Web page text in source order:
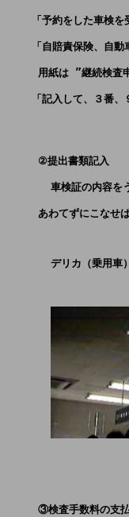
「予約をした車検を
「自賠責保険、自動
用紙は ”継続検査
「記入して、３番、
     ②提出書類記入
車検証の内容を
あわてずにこなせば
デリカ（乗用車
③検査手数料の支